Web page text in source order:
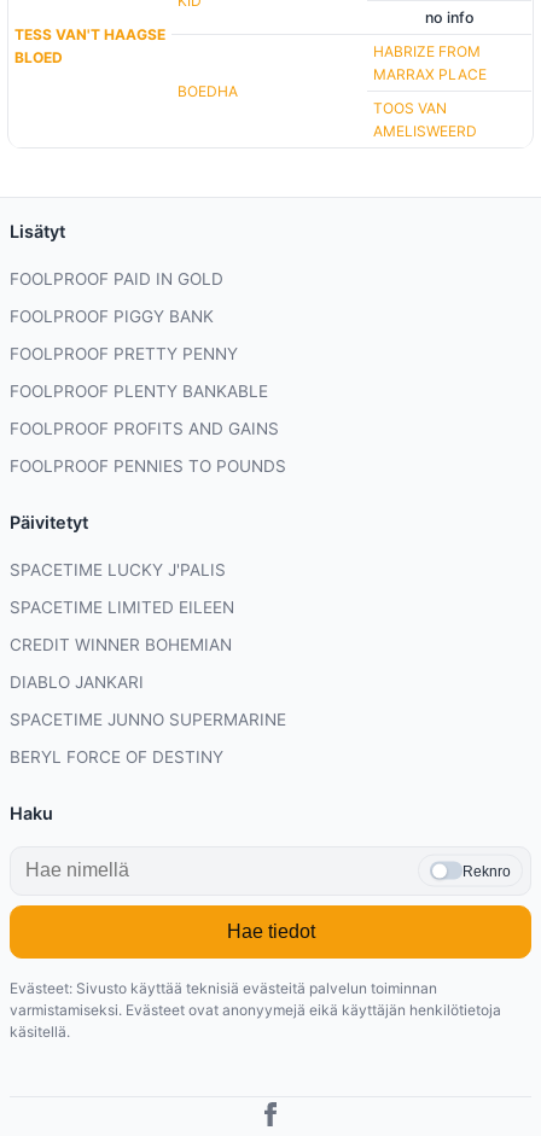
TESS VAN'T HAAGSE
BLOED
no info
BOEDHA
HABRIZE FROM
MARRAX PLACE
TOOS VAN
AMELISWEERD
Lisätyt
FOOLPROOF PAID IN GOLD
FOOLPROOF PIGGY BANK
FOOLPROOF PRETTY PENNY
FOOLPROOF PLENTY BANKABLE
FOOLPROOF PROFITS AND GAINS
FOOLPROOF PENNIES TO POUNDS
Päivitetyt
SPACETIME LUCKY J'PALIS
SPACETIME LIMITED EILEEN
CREDIT WINNER BOHEMIAN
DIABLO JANKARI
SPACETIME JUNNO SUPERMARINE
BERYL FORCE OF DESTINY
Haku
Reknro
Hae tiedot
Evästeet: Sivusto käyttää teknisiä evästeitä palvelun toiminnan
varmistamiseksi. Evästeet ovat anonyymejä eikä käyttäjän henkilötietoja
käsitellä.